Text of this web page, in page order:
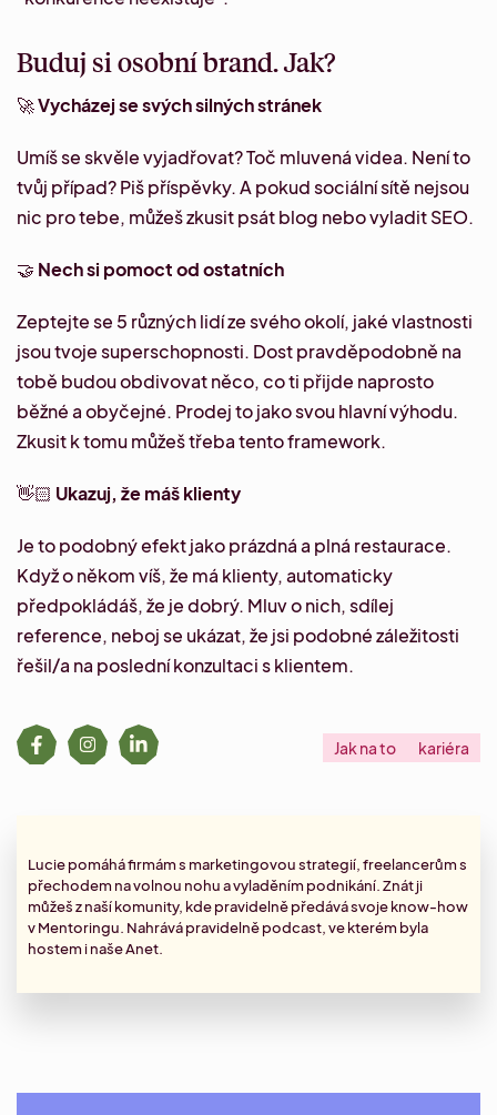
Buduj si osobní brand. Jak?
🚀Vycházej se svých silných stránek
Umíš se skvěle vyjadřovat? Toč mluvená videa. Není to
tvůj případ? Piš příspěvky. A pokud sociální sítě nejsou
nic pro tebe, můžeš zkusit psát blog nebo vyladit SEO.
🤝 Nech si pomoct od ostatních
Zeptejte se 5 různých lidí ze svého okolí, jaké vlastnosti
jsou tvoje superschopnosti. Dost pravděpodobně na
tobě budou obdivovat něco, co ti přijde naprosto
běžné a obyčejné. Prodej to jako svou hlavní výhodu.
Zkusit k tomu můžeš třebatento framework.
👋🏻 Ukazuj, že máš klienty
Je to podobný efekt jako prázdná a plná restaurace.
Když o někom víš, že má klienty, automaticky
předpokládáš, že je dobrý. Mluv o nich, sdílej
reference, neboj se ukázat, že jsi podobné záležitosti
řešil/a na poslední konzultaci s klientem.
Jak na to kariéra
Lucie pomáhá firmám s marketingovou strategií, freelancerům s
přechodem na volnou nohu a vyladěním podnikání. Znát ji
můžeš z naší komunity, kde pravidelně předává svoje know-how
v Mentoringu. Nahrává pravidelněpodcast, ve kterém byla
hostem i naše Anet.